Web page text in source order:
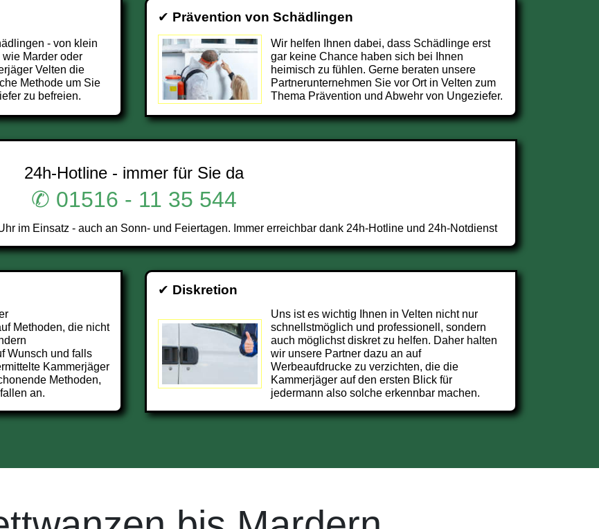
- von klein
Marder oder
Velten die
Methode um Sie
zu befreien.
✔ Prävention von Schädlingen
Wir helfen Ihnen dabei, dass Schädlinge erst
gar keine Chance haben sich bei Ihnen
heimisch zu fühlen. Gerne beraten unsere
Partnerunternehmen Sie vor Ort in Velten zum
Thema Prävention und Abwehr von Ungeziefer.
24h-Hotline - immer für Sie da
✆ 01516 - 11 35 544
im Einsatz - auch an Sonn- und Feiertagen. Immer erreichbar dank 24h-Hotline und 24h-Notdienst
Methoden, die nicht
Wunsch und falls
Kammerjäger
Methoden,
an.
✔ Diskretion
Uns ist es wichtig Ihnen in Velten nicht nur
schnellstmöglich und professionell, sondern
auch möglichst diskret zu helfen. Daher halten
wir unsere Partner dazu an auf
Werbeaufdrucke zu verzichten, die die
Kammerjäger auf den ersten Blick für
jedermann also solche erkennbar machen.